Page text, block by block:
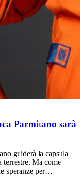
Parmitano sarà
guiderà la capsula
terrestre. Ma come
speranze per